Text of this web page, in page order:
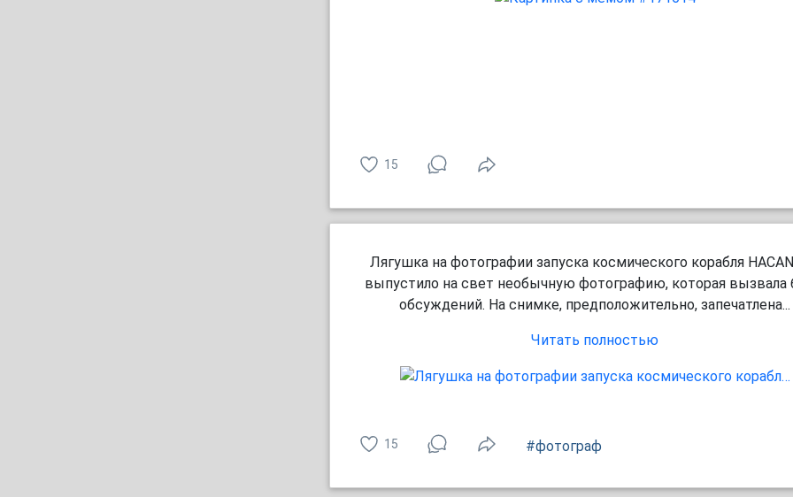
15
Лягушка на фотографии запуска космического корабля
выпустило на свет необычную фотографию, которая вызвала
обсуждений. На снимке, предположительно, запечатлена...
Читать полностью
15 #фотограф